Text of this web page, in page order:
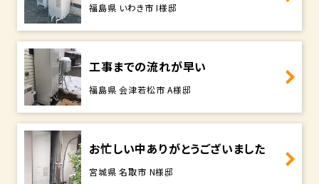
福島県 いわき市 I様邸
工事までの流れが早い
福島県 会津若松市 A様邸
お忙しい中ありがとうございました
宮城県 名取市 N様邸